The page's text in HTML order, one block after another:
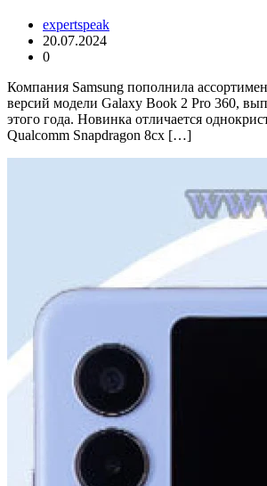
expertspeak
20.07.2024
0
Компания Samsung пополнила
версий модели Galaxy Book 2 Pro 360,
этого года. Новинка отличается
Qualcomm Snapdragon 8cx […]